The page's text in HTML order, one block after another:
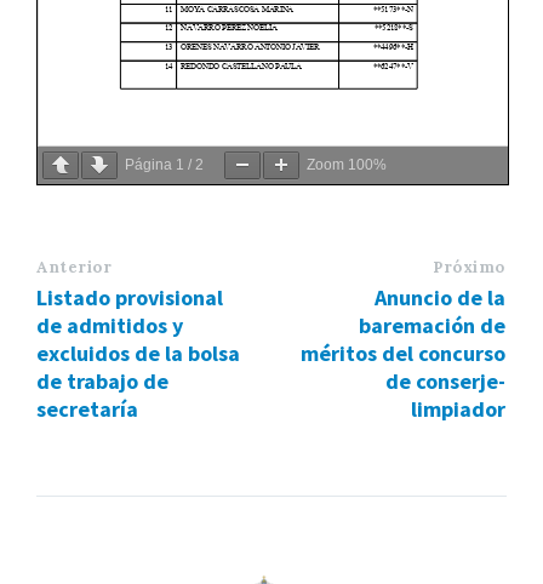
Página 1 / 2 Zoom 100%
Anterior
Listado provisional
de admitidos y
excluidos de la bolsa
de trabajo de
secretaría
Próximo
Anuncio de la
baremación de
méritos del concurso
de conserje-
limpiador